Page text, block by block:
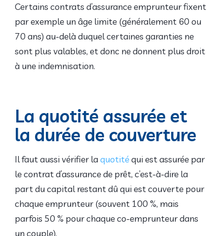
Certains contrats d’assurance emprunteur fixent
par exemple un âge limite (généralement 60 ou
70 ans) au-delà duquel certaines garanties ne
sont plus valables, et donc ne donnent plus droit
à une indemnisation.
La quotité assurée et
la durée de couverture
Il faut aussi vérifier la quotitéqui est assurée par
le contrat d’assurance de prêt, c’est-à-dire la
part du capital restant dû qui est couverte pour
chaque emprunteur (souvent 100 %, mais
parfois 50 % pour chaque co-emprunteur dans
un couple).